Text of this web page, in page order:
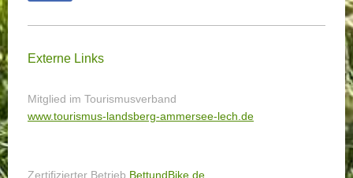
Externe Links
Mitglied im Tourismusverband
www.tourismus-landsberg-ammersee-lech.de
Zertifizierter Betrieb BettundBike.de